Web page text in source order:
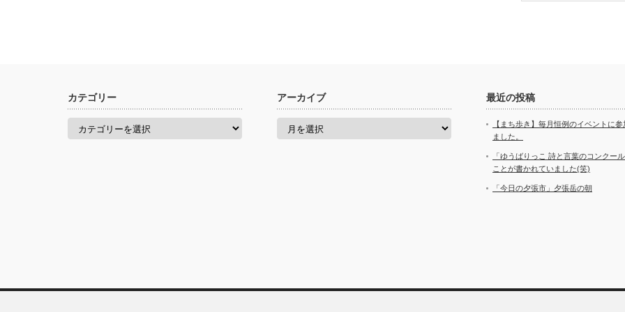
カテゴリー
カ
アーカイブ
ア
最近の投稿
【まち歩き】毎月恒例のイベントに参
ました。
「ゆうばりっこ 詩と言葉のコンクー
ことが書かれていました(笑)
「今日の夕張市」夕張岳の朝